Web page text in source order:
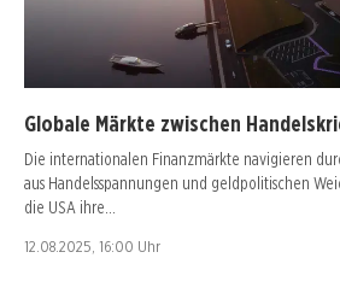
Globale Märkte zwischen
Die internationalen Finanzmärkte navigieren
aus Handelsspannungen und geldpolitischen
die USA ihre…
12.08.2025, 16:00 Uhr